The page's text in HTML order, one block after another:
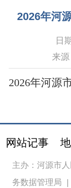
2026年河
日
来
2026年河源
网站记事
主办：河源市
务数据管理局 |